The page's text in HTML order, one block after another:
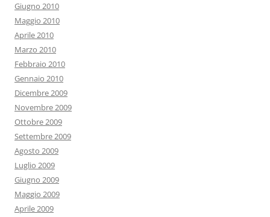
Giugno 2010
Maggio 2010
Aprile 2010
Marzo 2010
Febbraio 2010
Gennaio 2010
Dicembre 2009
Novembre 2009
Ottobre 2009
Settembre 2009
Agosto 2009
Luglio 2009
Giugno 2009
Maggio 2009
Aprile 2009